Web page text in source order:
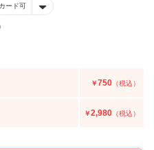
カード可
￥750 （税込）
￥2,980 （税込）